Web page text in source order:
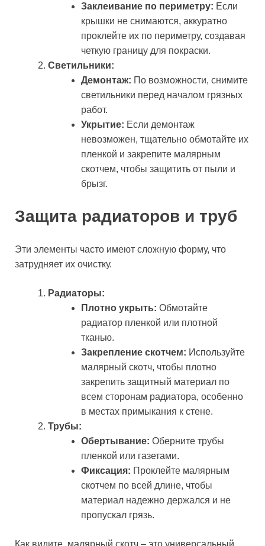
Заклеивание по периметру: Если
крышки не снимаются, аккуратно
проклейте их по периметру, создавая
четкую границу для покраски.
Светильники:
Демонтаж: По возможности, снимите
светильники перед началом грязных
работ.
Укрытие: Если демонтаж
невозможен, тщательно обмотайте их
пленкой и закрепите малярным
скотчем, чтобы защитить от пыли и
брызг.
Защита радиаторов и труб
Эти элементы часто имеют сложную форму, что
затрудняет их очистку.
Радиаторы:
Плотно укрыть: Обмотайте
радиатор пленкой или плотной
тканью.
Закрепление скотчем: Используйте
малярный скотч, чтобы плотно
закрепить защитный материал по
всем сторонам радиатора, особенно
в местах примыкания к стене.
Трубы:
Обертывание: Оберните трубы
пленкой или газетами.
Фиксация: Проклейте малярным
скотчем по всей длине, чтобы
материал надежно держался и не
пропускал грязь.